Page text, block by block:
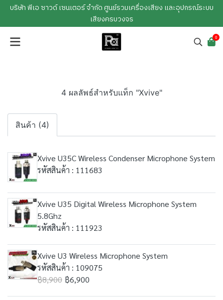
บริษัท พีเอ ซาวด์ เซนเตอร์ จำกัด ศูนย์รวมเครื่องเสียง และอุปกรณ์ระบบ
เสียงครบวงจร
0
4 ผลลัพธ์สำหรับแท็ก "Xvive"
สินค้า (4)
Xvive U35C Wireless Condenser Microphone System
รหัสสินค้า : 111683
Xvive U35 Digital Wireless Microphone System
5.8Ghz
รหัสสินค้า : 111923
Xvive U3 Wireless Microphone System
รหัสสินค้า : 109075
฿8,900 ฿6,900